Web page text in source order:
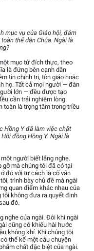
mục vụ của Giáo hội, đảm
thể dân Chúa. Ngài là
mục tử đích thực, theo
là đứng bên cạnh dân
tin chính trị, tôn giáo hoặc
họ. Tất cả mọi người — đàn
lớn — đều được tạo
cần trải nghiệm lòng
toàn là trọng tâm trong triều
Hồng Y đã làm việc chặt
đồng Hồng Y. Ngài là
người biết lắng nghe.
gỡ mà chúng tôi đã có tại
đó với tư cách là cố vấn
trình bày chủ đề mà ngài
quan điểm khác nhau của
tôi không đưa ra quyết định
đó.
nghe của ngài. Đôi khi ngài
cũng có khiếu hài hước
không khí. Khi chúng tôi
thể kể một câu chuyện
chất đặc biệt của ngài.